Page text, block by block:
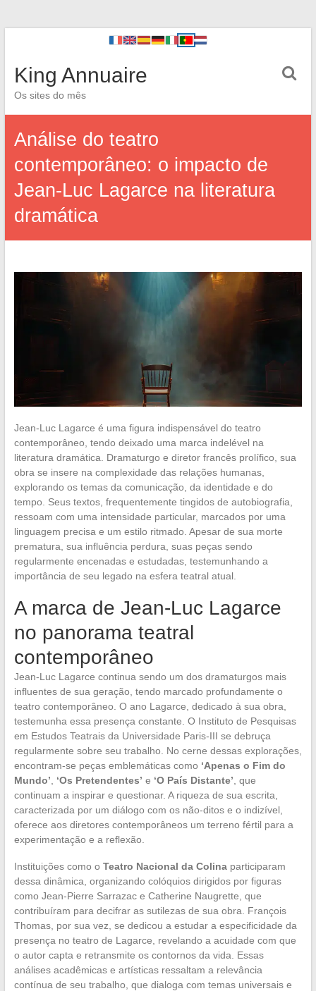
King Annuaire
Os sites do mês
Análise do teatro
contemporâneo: o impacto de
Jean-Luc Lagarce na literatura
dramática
Jean-Luc Lagarce é uma figura indispensável do teatro
contemporâneo, tendo deixado uma marca indelével na
literatura dramática. Dramaturgo e diretor francês prolífico, sua
obra se insere na complexidade das relações humanas,
explorando os temas da comunicação, da identidade e do
tempo. Seus textos, frequentemente tingidos de autobiografia,
ressoam com uma intensidade particular, marcados por uma
linguagem precisa e um estilo ritmado. Apesar de sua morte
prematura, sua influência perdura, suas peças sendo
regularmente encenadas e estudadas, testemunhando a
importância de seu legado na esfera teatral atual.
A marca de Jean-Luc Lagarce
no panorama teatral
contemporâneo
Jean-Luc Lagarce continua sendo um dos dramaturgos mais
influentes de sua geração, tendo marcado profundamente o
teatro contemporâneo. O ano Lagarce, dedicado à sua obra,
testemunha essa presença constante. O Instituto de Pesquisas
em Estudos Teatrais da Universidade Paris-III se debruça
regularmente sobre seu trabalho. No cerne dessas explorações,
encontram-se peças emblemáticas como ‘Apenas o Fim do
Mundo’
‘Os Pretendentes’ e ‘O País Distante’ , que
continuam a inspirar e questionar. A riqueza de sua escrita,
caracterizada por um diálogo com os não-ditos e o indizível,
oferece aos diretores contemporâneos um terreno fértil para a
experimentação e a reflexão.
Instituições como o Teatro Nacional da Colinaparticiparam
dessa dinâmica, organizando colóquios dirigidos por figuras
como Jean-Pierre Sarrazac e Catherine Naugrette, que
contribuíram para decifrar as sutilezas de sua obra. François
Thomas, por sua vez, se dedicou a estudar a especificidade da
presença no teatro de Lagarce, revelando a acuidade com que
o autor capta e retransmite os contornos da vida. Essas
análises acadêmicas e artísticas ressaltam a relevância
contínua de seu trabalho, que dialoga com temas universais e